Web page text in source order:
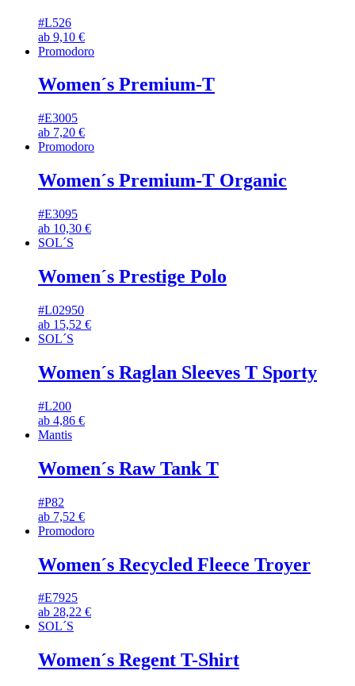
#L526
ab 9,10 €
Promodoro
Women´s Premium-T
#E3005
ab 7,20 €
Promodoro
Women´s Premium-T Organic
#E3095
ab 10,30 €
SOL´S
Women´s Prestige Polo
#L02950
ab 15,52 €
SOL´S
Women´s Raglan Sleeves T Sporty
#L200
ab 4,86 €
Mantis
Women´s Raw Tank T
#P82
ab 7,52 €
Promodoro
Women´s Recycled Fleece Troyer
#E7925
ab 28,22 €
SOL´S
Women´s Regent T-Shirt